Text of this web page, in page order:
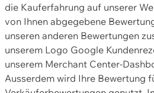
die Kauferfahrung auf unserer
von Ihnen abgegebene
unseren anderen Bewertungen
unserem Logo Google
unserem Merchant Center-
Ausserdem wird Ihre Bewertung